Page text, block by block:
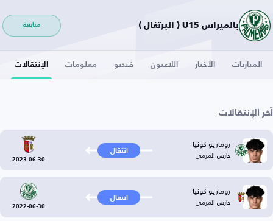
بالميراس U15 ( البرتغال ) متابعة
المباريات الأخبار اللاعبون فيديو معلومات الإنتقالات
آخر الإنتقالات
روماريو كونيا
حارس المرمى انتقال
2023-06-30
روماريو كونيا
حارس المرمى انتقال
2022-06-30